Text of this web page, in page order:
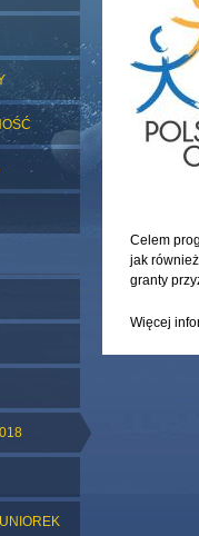
Celem
jak
granty
Więcej